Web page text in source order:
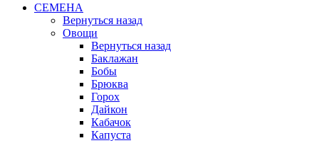
СЕМЕНА
Вернуться назад
Овощи
Вернуться назад
Баклажан
Бобы
Брюква
Горох
Дайкон
Кабачок
Капуста